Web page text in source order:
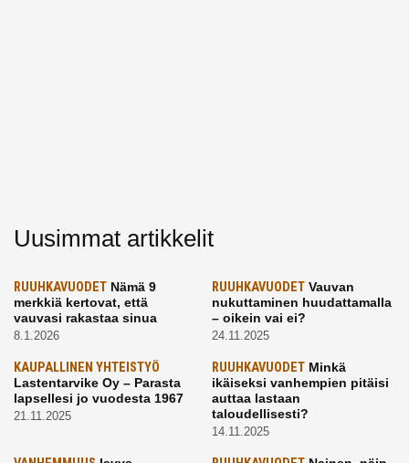
Uusimmat artikkelit
RUUHKAVUODET Nämä 9
merkkiä kertovat, että
vauvasi rakastaa sinua
8.1.2026
RUUHKAVUODETVauvan
nukuttaminen huudattamalla
– oikein vai ei?
24.11.2025
KAUPALLINEN YHTEISTYÖ
Lastentarvike Oy – Parasta
lapsellesi jo vuodesta 1967
21.11.2025
RUUHKAVUODETMinkä
ikäiseksi vanhempien pitäisi
auttaa lastaan
taloudellisesti?
14.11.2025